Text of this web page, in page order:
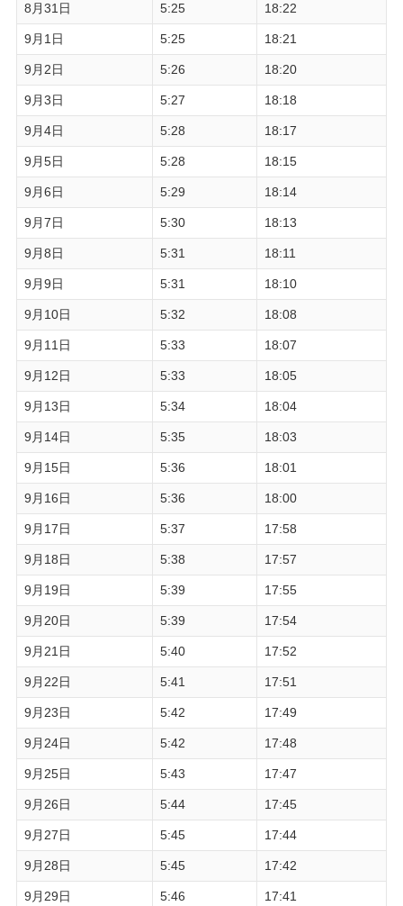
8月31日 5:25 18:22
9月1日 5:25 18:21
9月2日 5:26 18:20
9月3日 5:27 18:18
9月4日 5:28 18:17
9月5日 5:28 18:15
9月6日 5:29 18:14
9月7日 5:30 18:13
9月8日 5:31 18:11
9月9日 5:31 18:10
9月10日 5:32 18:08
9月11日 5:33 18:07
9月12日 5:33 18:05
9月13日 5:34 18:04
9月14日 5:35 18:03
9月15日 5:36 18:01
9月16日 5:36 18:00
9月17日 5:37 17:58
9月18日 5:38 17:57
9月19日 5:39 17:55
9月20日 5:39 17:54
9月21日 5:40 17:52
9月22日 5:41 17:51
9月23日 5:42 17:49
9月24日 5:42 17:48
9月25日 5:43 17:47
9月26日 5:44 17:45
9月27日 5:45 17:44
9月28日 5:45 17:42
9月29日 5:46 17:41